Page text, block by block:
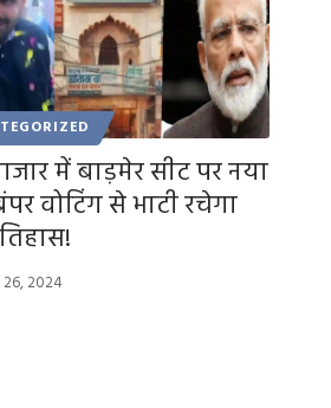
में बाड़मेर सीट पर नया
वोटिंग से भाटी रचेगा
2024